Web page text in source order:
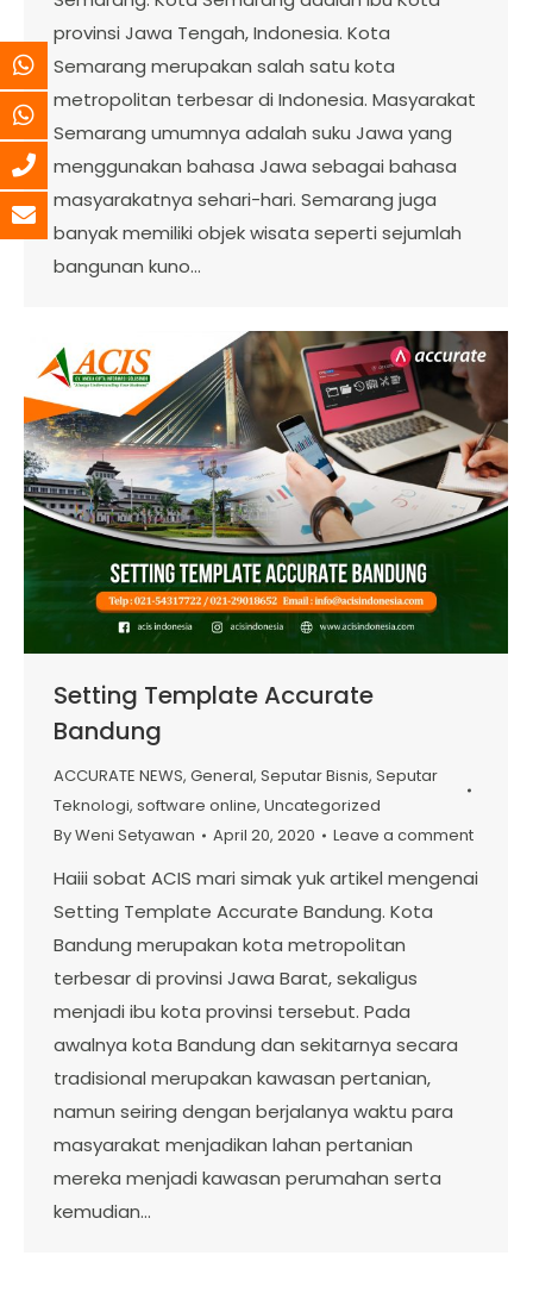
provinsi Jawa Tengah, Indonesia. Kota
Semarang merupakan salah satu kota
metropolitan terbesar di Indonesia. Masyarakat
Semarang umumnya adalah suku Jawa yang
menggunakan bahasa Jawa sebagai bahasa
masyarakatnya sehari-hari. Semarang juga
banyak memiliki objek wisata seperti sejumlah
bangunan kuno…
Setting Template Accurate
Bandung
ACCURATE NEWS, General, Seputar Bisnis, Seputar
Teknologi, software online, Uncategorized
ByWeni Setyawan April 20, 2020 Leave a comment
Haiii sobat ACIS mari simak yuk artikel mengenai
Setting Template Accurate Bandung. Kota
Bandung merupakan kota metropolitan
terbesar di provinsi Jawa Barat, sekaligus
menjadi ibu kota provinsi tersebut. Pada
awalnya kota Bandung dan sekitarnya secara
tradisional merupakan kawasan pertanian,
namun seiring dengan berjalanya waktu para
masyarakat menjadikan lahan pertanian
mereka menjadi kawasan perumahan serta
kemudian…